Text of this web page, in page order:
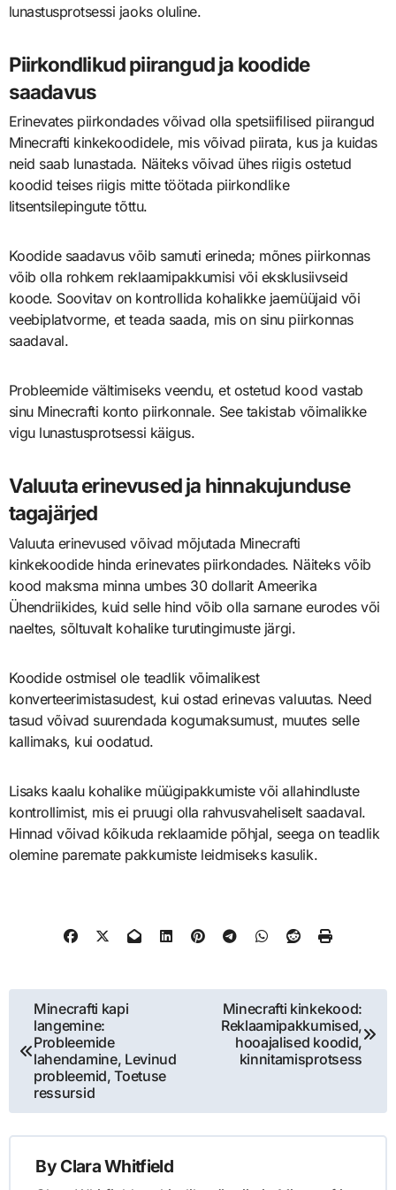
lunastusprotsessi jaoks oluline.
Piirkondlikud piirangud ja koodide
saadavus
Erinevates piirkondades võivad olla spetsiifilised piirangud
Minecrafti kinkekoodidele, mis võivad piirata, kus ja kuidas
neid saab lunastada. Näiteks võivad ühes riigis ostetud
koodid teises riigis mitte töötada piirkondlike
litsentsilepingute tõttu.
Koodide saadavus võib samuti erineda; mõnes piirkonnas
võib olla rohkem reklaamipakkumisi või eksklusiivseid
koode. Soovitav on kontrollida kohalikke jaemüüjaid või
veebiplatvorme, et teada saada, mis on sinu piirkonnas
saadaval.
Probleemide vältimiseks veendu, et ostetud kood vastab
sinu Minecrafti konto piirkonnale. See takistab võimalikke
vigu lunastusprotsessi käigus.
Valuuta erinevused ja hinnakujunduse
tagajärjed
Valuuta erinevused võivad mõjutada Minecrafti
kinkekoodide hinda erinevates piirkondades. Näiteks võib
kood maksma minna umbes 30 dollarit Ameerika
Ühendriikides, kuid selle hind võib olla sarnane eurodes või
naeltes, sõltuvalt kohalike turutingimuste järgi.
Koodide ostmisel ole teadlik võimalikest
konverteerimistasudest, kui ostad erinevas valuutas. Need
tasud võivad suurendada kogumaksumust, muutes selle
kallimaks, kui oodatud.
Lisaks kaalu kohalike müügipakkumiste või allahindluste
kontrollimist, mis ei pruugi olla rahvusvaheliselt saadaval.
Hinnad võivad kõikuda reklaamide põhjal, seega on teadlik
olemine paremate pakkumiste leidmiseks kasulik.
Post
navigation
Minecrafti kapi
langemine:
Probleemide
lahendamine, Levinud
probleemid, Toetuse
ressursid
Minecrafti kinkekood:
Reklaamipakkumised,
hooajalised koodid,
kinnitamisprotsess
By Clara Whitfield